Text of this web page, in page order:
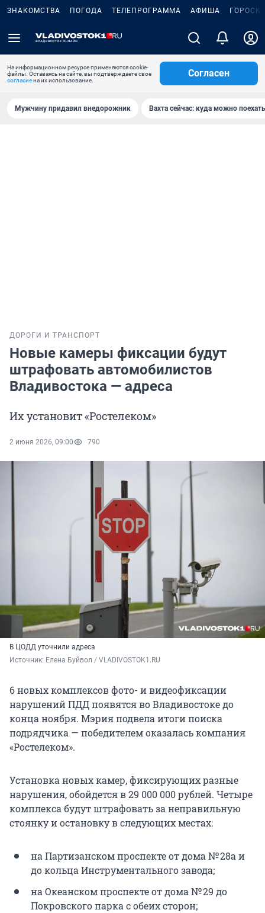
ЗНАКОМСТВА ПОГОДА ТЕЛЕПРОГРАММА АФИША
На информационном ресурсе применяются cookie-
файлы. Оставаясь на сайте, вы подтверждаете свое
согласиена их использование.
Согласен
Мужчину придавил внедорожник Вахта сейчас: куда можно
ДОРОГИ И ТРАНСПОРТ
Новые камеры фиксации будут
штрафовать автомобилистов
Владивостока — адреса
Их установит «Ростелеком»
2 июня 2026, 09:00 790
В ЦОДД уточнили адреса
Источник: Елена Буйвол / VLADIVOSTOK1.RU
6 новых комплексов фото- и видеофиксации
нарушений ПДД появятся во Владивостоке до
конца ноября. Мэрия подвела итоги поиска
подрядчика — победителем оказалась компания
«Ростелеком».
Установка новых камер, фиксирующих разные
нарушения, обойдется в 29 000 000 рублей. Четыре
комплекса будут штрафовать за неправильную
стоянку и остановку в следующих местах:
на Партизанском проспекте от дома № 28а и
до кольца Инструментального завода;
на Океанском проспекте от дома № 29 до
Покровского парка с обеих сторон;